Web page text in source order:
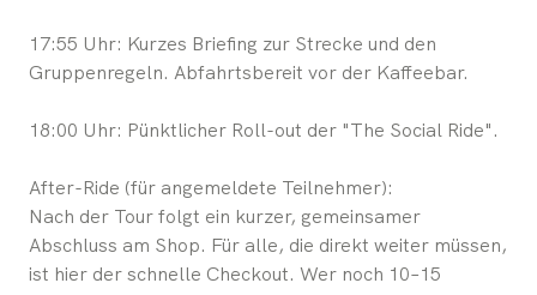
17:55 Uhr: Kurzes Briefing zur Strecke und den
Gruppenregeln. Abfahrtsbereit vor der Kaffeebar.
18:00 Uhr: Pünktlicher Roll-out der "The Social Ride".
After-Ride (für angemeldete Teilnehmer):
Nach der Tour folgt ein kurzer, gemeinsamer
Abschluss am Shop. Für alle, die direkt weiter müssen,
ist hier der schnelle Checkout. Wer noch 10–15